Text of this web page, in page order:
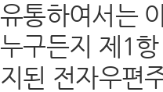
유통하여서는
누구든지 제1
지된 전자우편